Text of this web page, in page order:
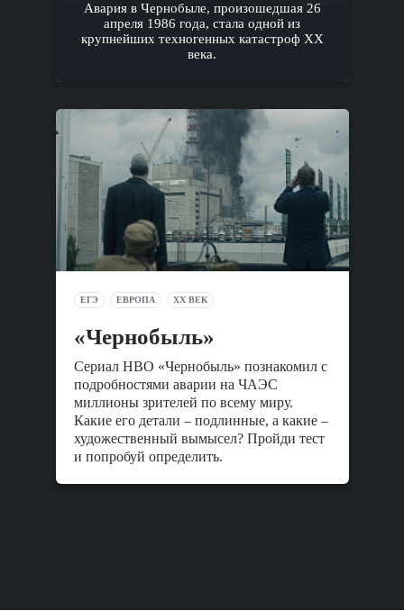
Авария в Чернобыле, произошедшая 26
апреля 1986 года, стала одной из
крупнейших техногенных катастроф XX
века.
ЕГЭ ЕВРОПА XX ВЕК
«Чернобыль»
Сериал HBO «Чернобыль» познакомил с
подробностями аварии на ЧАЭС
миллионы зрителей по всему миру.
Какие его детали – подлинные, а какие –
художественный вымысел? Пройди тест
и попробуй определить.